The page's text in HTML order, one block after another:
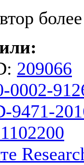
209066
0002-
9471-